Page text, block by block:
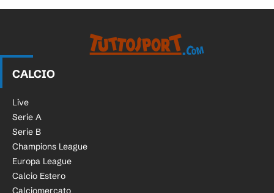
CALCIO
Live
Serie A
Serie B
Champions League
Europa League
Calcio Estero
Calciomercato